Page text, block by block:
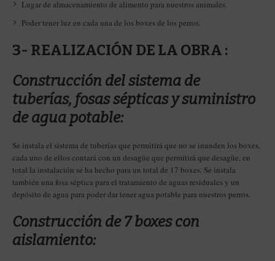
Lugar de almacenamiento de alimento para nuestros animales.
Poder tener luz en cada una de los boxes de los perros.
3- REALIZACIÓN DE LA OBRA :
Construcción del sistema de
tuberías, fosas sépticas y suministro
de agua potable:
Se instala el sistema de tuberías que permitirá que no se inunden los boxes,
cada uno de ellos contará con un desagüe que permitirá que desagüe, en
total la instalación se ha hecho para un total de 17 boxes. Se instala
también una fosa séptica para el tratamiento de aguas residuales y un
depósito de agua para poder dar tener agua potable para nuestros perros.
Construcción de 7 boxes con
aislamiento: